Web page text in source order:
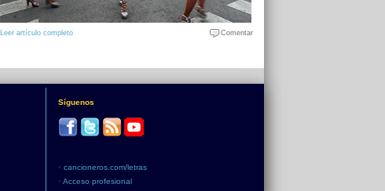
Leer artículo completo Comentar
Síguenos
• cancioneros.com/letras
• Acceso profesional